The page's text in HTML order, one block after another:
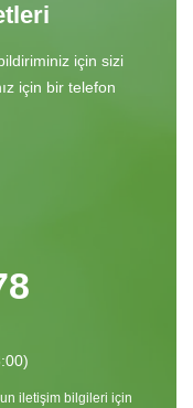
için sizi
için bir telefon
iletişim bilgileri için